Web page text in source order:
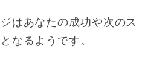
はあなたの成功や次のス
なるようです。